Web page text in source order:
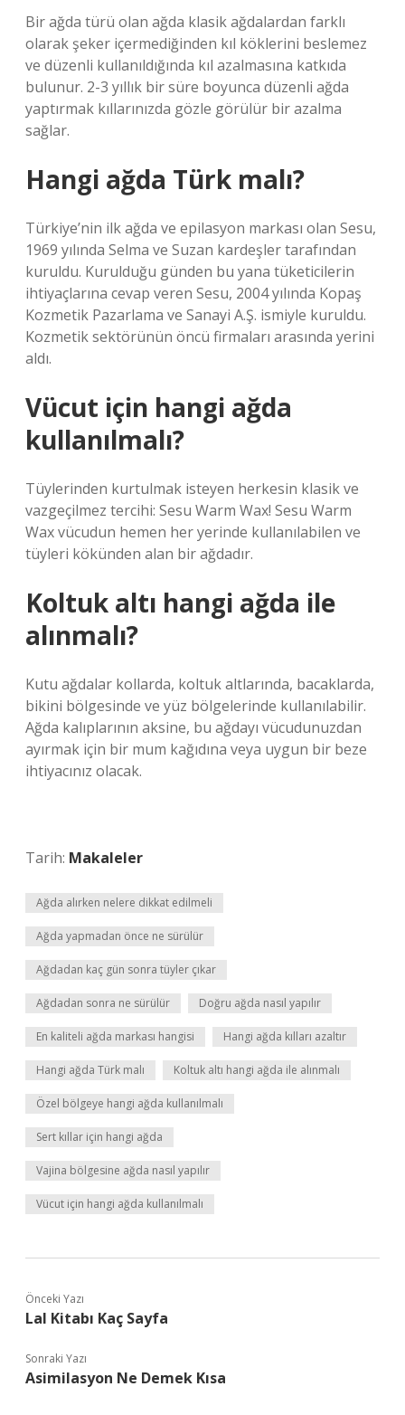
Bir ağda türü olan ağda klasik ağdalardan farklı
olarak şeker içermediğinden kıl köklerini beslemez
ve düzenli kullanıldığında kıl azalmasına katkıda
bulunur. 2-3 yıllık bir süre boyunca düzenli ağda
yaptırmak kıllarınızda gözle görülür bir azalma
sağlar.
Hangi ağda Türk malı?
Türkiye’nin ilk ağda ve epilasyon markası olan Sesu,
1969 yılında Selma ve Suzan kardeşler tarafından
kuruldu. Kurulduğu günden bu yana tüketicilerin
ihtiyaçlarına cevap veren Sesu, 2004 yılında Kopaş
Kozmetik Pazarlama ve Sanayi A.Ş. ismiyle kuruldu.
Kozmetik sektörünün öncü firmaları arasında yerini
aldı.
Vücut için hangi ağda
kullanılmalı?
Tüylerinden kurtulmak isteyen herkesin klasik ve
vazgeçilmez tercihi: Sesu Warm Wax! Sesu Warm
Wax vücudun hemen her yerinde kullanılabilen ve
tüyleri kökünden alan bir ağdadır.
Koltuk altı hangi ağda ile
alınmalı?
Kutu ağdalar kollarda, koltuk altlarında, bacaklarda,
bikini bölgesinde ve yüz bölgelerinde kullanılabilir.
Ağda kalıplarının aksine, bu ağdayı vücudunuzdan
ayırmak için bir mum kağıdına veya uygun bir beze
ihtiyacınız olacak.
Tarih: Makaleler
Ağda alırken nelere dikkat edilmeli
Ağda yapmadan önce ne sürülür
Ağdadan kaç gün sonra tüyler çıkar
Ağdadan sonra ne sürülür Doğru ağda nasıl yapılır
En kaliteli ağda markası hangisi Hangi ağda kılları azaltır
Hangi ağda Türk malı Koltuk altı hangi ağda ile alınmalı
Özel bölgeye hangi ağda kullanılmalı
Sert kıllar için hangi ağda
Vajina bölgesine ağda nasıl yapılır
Vücut için hangi ağda kullanılmalı
Önceki Yazı
Lal Kitabı Kaç Sayfa
Sonraki Yazı
Asimilasyon Ne Demek Kısa